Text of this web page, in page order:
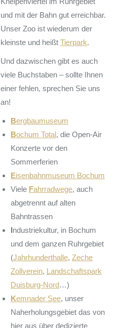
und mit der Bahn gut erreichbar.
Unser Zoo ist wiederum der
kleinste und heißt Tierpark.
Und dazwischen gibt es auch
viele Buchstaben – sollte Ihnen
einer fehlen, sprechen Sie uns
an!
Bergbaumuseum
Bochum Total, die Open-Air
Konzerte vor den
Sommerferien
Eisenbahnmuseum Bochum
Viele Fahrradwege, auch
abgetrennt auf alten
Bahntrassen
Industriekultur, in Bochum
und dem ganzen Ruhrgebiet
(Jahrhunderthalle, Zeche
Zollverein, Landschaftspark
Duisburg-Nord…)
Kemnader See, unser
Naherholungsgebiet das von
hier aus über dedizierte